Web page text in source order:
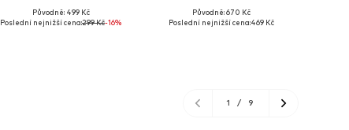
Dostupné velikosti: XS, M, L
Původně: 499 Kč
Poslední nejnižší cena:299 Kč-16%
Dostupné velikosti: XS, S, XXL
Původně: 670 Kč
Poslední nejnižší cena:469 Kč
1 / 9